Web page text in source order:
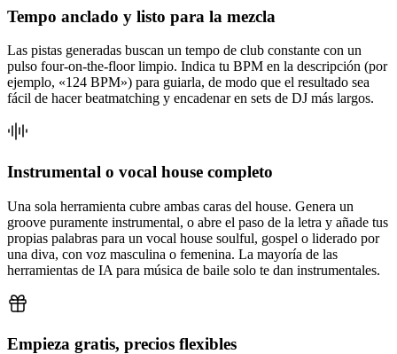
Tempo anclado y listo para la mezcla
Las pistas generadas buscan un tempo de club constante con un
pulso four-on-the-floor limpio. Indica tu BPM en la descripción (por
ejemplo, «124 BPM») para guiarla, de modo que el resultado sea
fácil de hacer beatmatching y encadenar en sets de DJ más largos.
Instrumental o vocal house completo
Una sola herramienta cubre ambas caras del house. Genera un
groove puramente instrumental, o abre el paso de la letra y añade tus
propias palabras para un vocal house soulful, gospel o liderado por
una diva, con voz masculina o femenina. La mayoría de las
herramientas de IA para música de baile solo te dan instrumentales.
Empieza gratis, precios flexibles